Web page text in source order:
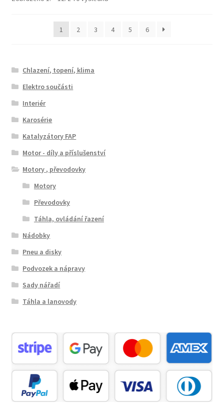
1
2 3 4 5 6
Chlazení, topení, klima
Elektro součásti
Interiér
Karosérie
Katalyzátory FAP
Motor - díly a příslušenství
Motory , převodovky
Motory
Převodovky
Táhla, ovládání řazení
Nádobky
Pneu a disky
Podvozek a nápravy
Sady nářadí
Táhla a lanovody